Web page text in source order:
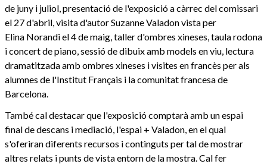
de juny i juliol, presentació de l'exposició a càrrec del comissari
el 27 d'abril, visita d'autor Suzanne Valadon vista per
Elina Norandi el 4 de maig, taller d'ombres xineses, taula rodona
i concert de piano, sessió de dibuix amb models en viu, lectura
dramatitzada amb ombres xineses i visites en francès per als
alumnes de l'Institut Français i la comunitat francesa de
Barcelona.
També cal destacar que l'exposició comptarà amb un espai
final de descans i mediació, l'espai + Valadon, en el qual
s'oferiran diferents recursos i continguts per tal de mostrar
altres relats i punts de vista entorn de la mostra. Cal fer